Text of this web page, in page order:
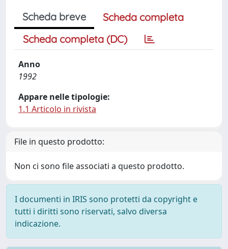
Scheda breve
Scheda completa
Scheda completa (DC)
Anno
1992
Appare nelle tipologie:
1.1 Articolo in rivista
File in questo prodotto:
Non ci sono file associati a questo prodotto.
I documenti in IRIS sono protetti da copyright e
tutti i diritti sono riservati, salvo diversa
indicazione.